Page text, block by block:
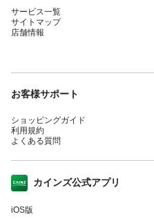
サービス一覧
サイトマップ
店舗情報
お客様サポート
ショッピングガイド
利用規約
よくある質問
カインズ公式アプリ
iOS版